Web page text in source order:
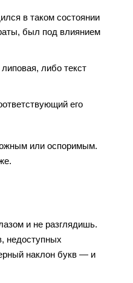
в таком состоянии
был под влиянием
либо текст
его
или оспоримым.
и не разглядишь.
недоступных
наклон букв — и